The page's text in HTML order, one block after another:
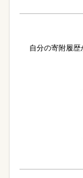
自分の寄附履歴